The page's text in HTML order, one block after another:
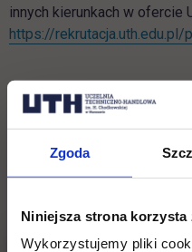
Zgoda
Niniejsza strona
Wykorzystujemy pliki
innych kierunkach w ofercie
https://rekrutacja.uth.edu.pl/
Masz pytania? Zadzwoń,
tel.22 262 88 89
e-mail: